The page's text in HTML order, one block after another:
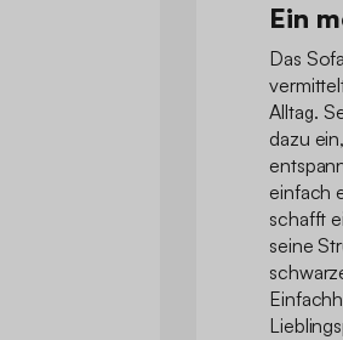
Ein
Das
Alltag.
dazu
einfach
schafft
seine